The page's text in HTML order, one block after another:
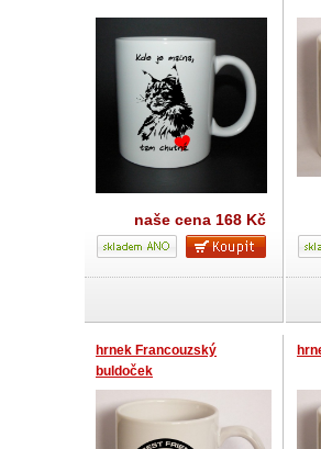
naše cena 168 Kč
hrnek Francouzský
buldoček